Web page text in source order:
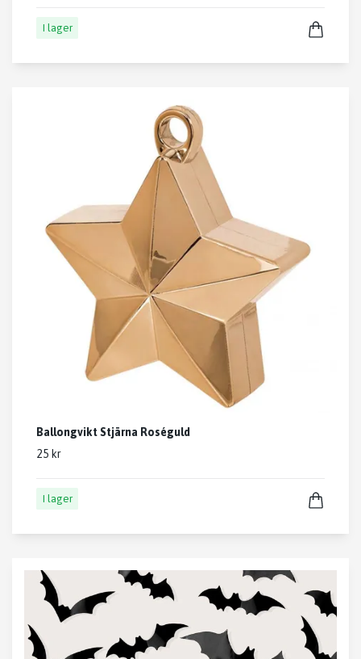
I lager
Ballongvikt Stjärna Roséguld
25 kr
I lager